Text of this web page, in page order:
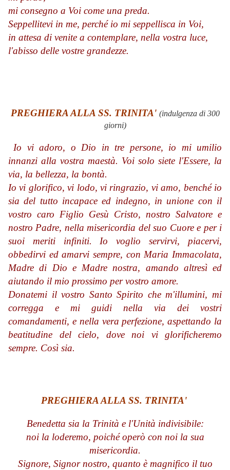
mi consegno a Voi come una preda.
Seppellitevi in me, perché io mi seppellisca in Voi,
in attesa di venite a contemplare, nella vostra luce,
l'abisso delle vostre grandezze.
PREGHIERA ALLA SS. TRINITA' (indulgenza di 300
giorni)
Io vi adoro, o Dio in tre persone, io mi umilio
innanzi alla vostra maestà. Voi solo siete l'Essere, la
via, la bellezza, la bontà.
Io vi glorifico, vi lodo, vi ringrazio, vi amo, benché io
sia del tutto incapace ed indegno, in unione con il
vostro caro Figlio Gesù Cristo, nostro Salvatore e
nostro Padre, nella misericordia del suo Cuore e per i
suoi meriti infiniti. Io voglio servirvi, piacervi,
obbedirvi ed amarvi sempre, con Maria Immacolata,
Madre di Dio e Madre nostra, amando altresì ed
aiutando il mio prossimo per vostro amore.
Donatemi il vostro Santo Spirito che m'illumini, mi
corregga e mi guidi nella via dei vostri
comandamenti, e nella vera perfezione, aspettando la
beatitudine del cielo, dove noi vi glorificheremo
sempre. Così sia.
PREGHIERA ALLA SS. TRINITA'
Benedetta sia la Trinità e l'Unità indivisibile:
noi la loderemo, poiché operò con noi la sua
misericordia.
Signore, Signor nostro, quanto è magnifico il tuo